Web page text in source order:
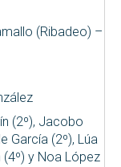
(Ribadeo) –
(2º), Jacobo
García (2º), Lúa
(4º) y Noa López